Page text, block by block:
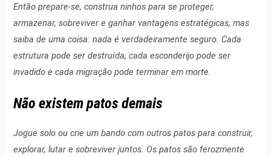
Então prepare-se, construa ninhos para se proteger,
armazenar, sobreviver e ganhar vantagens estratégicas, mas
saiba de uma coisa: nada é verdadeiramente seguro. Cada
estrutura pode ser destruída, cada esconderijo pode ser
invadido e cada migração pode terminar em morte.
Não existem patos demais
Jogue solo ou crie um bando com outros patos para construir,
explorar, lutar e sobreviver juntos. Os patos são ferozmente